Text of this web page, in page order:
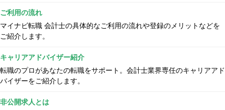
ご利用の流れ
マイナビ転職 会計士の具体的なご利用の流れや登録のメリットなどを
ご紹介します。
キャリアアドバイザー紹介
転職のプロがあなたの転職をサポート。会計士業界専任のキャリアアド
バイザーをご紹介します。
非公開求人とは